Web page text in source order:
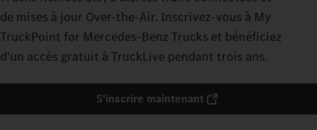
de mises à jour Over-the-Air. Inscrivez-vous à My
TruckPoint for Mercedes‑Benz Trucks et bénéficiez
d'un accès gratuit à TruckLive pendant trois ans.
S'inscrire maintenant